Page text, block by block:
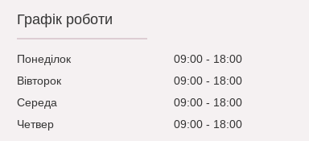
Графік роботи
Понеділок 09:00
18:00
Вівторок
09:00
18:00
Середа
09:00
18:00
Четвер
09:00
18:00